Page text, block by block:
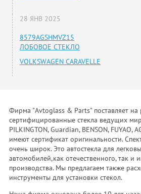
28 ЯНВ 2025
8579AGSHMVZ15
ЛОБОВОЕ СТЕКЛО
VOLKSWAGEN CARAVELLE
Фирма "Avtoglass & Parts" поставляет
сертифицированные стекла ведущих
PILKINGTON, Guardian, BENSON, FUYAO,
имеют сертификат оригинальности.
очень широк. Это автостекла для
автомобилей,как отечественного, так и
производства. Мы предлагаем также
инструменты для установки стекол.